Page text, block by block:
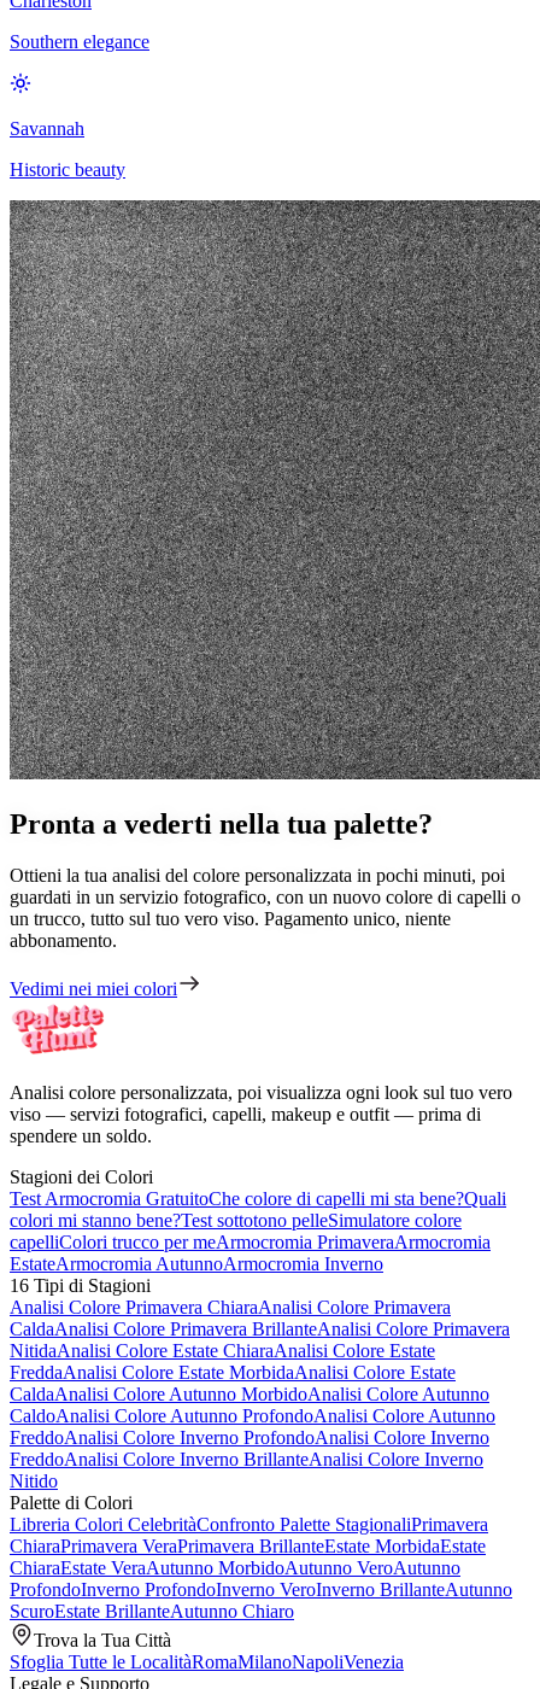
Southern elegance
Savannah
Historic beauty
Pronta a vederti nella tua palette?
Ottieni la tua analisi del colore personalizzata in pochi minuti, poi
guardati in un servizio fotografico, con un nuovo colore di capelli o
un trucco, tutto sul tuo vero viso. Pagamento unico, niente
abbonamento.
Vedimi nei miei colori
Analisi colore personalizzata, poi visualizza ogni look sul tuo vero
viso — servizi fotografici, capelli, makeup e outfit — prima di
spendere un soldo.
Stagioni dei Colori
Test Armocromia GratuitoChe colore di capelli mi sta bene?Quali
colori mi stanno bene?Test sottotono pelleSimulatore colore
capelliColori trucco per meArmocromia PrimaveraArmocromia
EstateArmocromia AutunnoArmocromia Inverno
16 Tipi di Stagioni
Analisi Colore Primavera ChiaraAnalisi Colore Primavera
CaldaAnalisi Colore Primavera BrillanteAnalisi Colore Primavera
NitidaAnalisi Colore Estate ChiaraAnalisi Colore Estate
FreddaAnalisi Colore Estate MorbidaAnalisi Colore Estate
CaldaAnalisi Colore Autunno MorbidoAnalisi Colore Autunno
CaldoAnalisi Colore Autunno ProfondoAnalisi Colore Autunno
FreddoAnalisi Colore Inverno ProfondoAnalisi Colore Inverno
FreddoAnalisi Colore Inverno BrillanteAnalisi Colore Inverno
Nitido
Palette di Colori
Libreria Colori CelebritàConfronto Palette StagionaliPrimavera
ChiaraPrimavera VeraPrimavera BrillanteEstate MorbidaEstate
ChiaraEstate VeraAutunno MorbidoAutunno VeroAutunno
ProfondoInverno ProfondoInverno VeroInverno BrillanteAutunno
ScuroEstate BrillanteAutunno Chiaro
Trova la Tua Città
Sfoglia Tutte le LocalitàRomaMilanoNapoliVenezia
Legale e Supporto